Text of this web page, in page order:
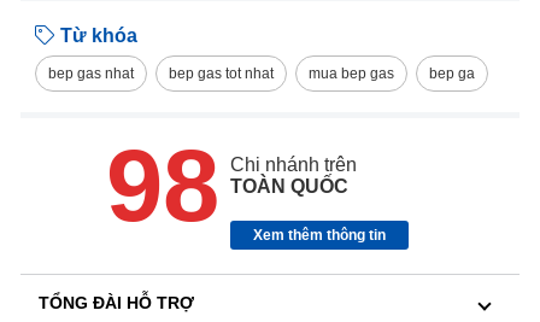
Từ khóa
bep gas nhat bep gas tot nhat mua bep gas bep ga
98
Chi nhánh trên
TOÀN QUỐC
Xem thêm thông tin
TỔNG ĐÀI HỖ TRỢ